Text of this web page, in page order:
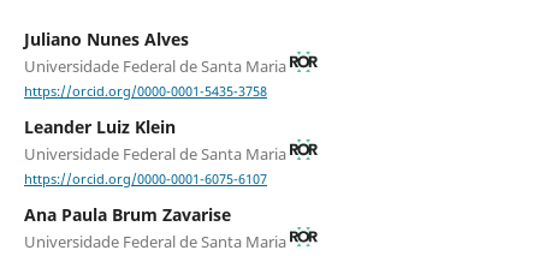
Juliano Nunes Alves
Universidade Federal de Santa Maria
https://orcid.org/0000-0001-5435-3758
Leander Luiz Klein
Universidade Federal de Santa Maria
https://orcid.org/0000-0001-6075-6107
Ana Paula Brum Zavarise
Universidade Federal de Santa Maria